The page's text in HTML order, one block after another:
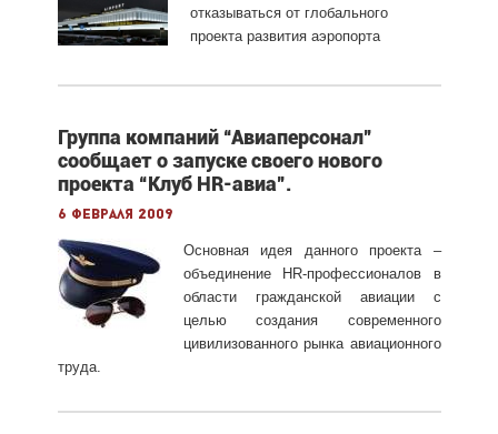
отказываться от глобального
проекта развития аэропорта
Группа компаний “Авиаперсонал”
сообщает о запуске своего нового
проекта “Клуб HR-авиа”.
6 февраля 2009
Основная идея данного проекта –
объединение HR-профессионалов в
области гражданской авиации с
целью создания современного
цивилизованного рынка авиационного
труда.